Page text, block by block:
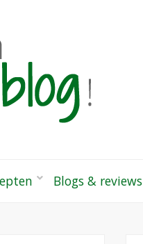
Blogs & reviews